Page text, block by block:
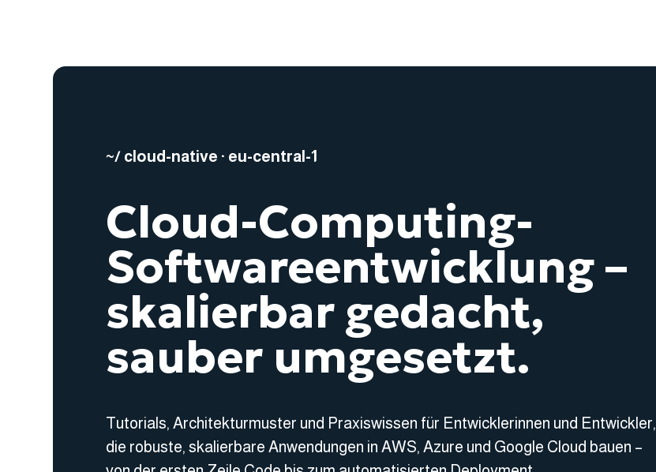
~/ cloud-native · eu-central-1
Cloud-Computing-
Softwareentwicklung –
skalierbar gedacht,
sauber umgesetzt.
Tutorials, Architekturmuster und Praxiswissen für Entwicklerinnen und Entwickler,
die robuste, skalierbare Anwendungen in AWS, Azure und Google Cloud bauen –